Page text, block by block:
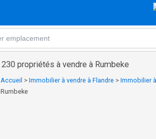
230 propriétés à vendre à Rumbeke
Accueil > Immobilier à vendre à Flandre > Immobilier
Rumbeke